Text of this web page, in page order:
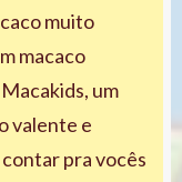
muito
macaco
um
valente e
pra vocês